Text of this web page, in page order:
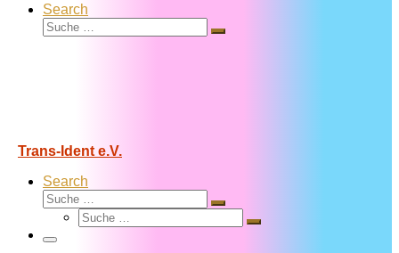
Search
Suche
Suche
Trans-Ident e.V.
Search
Suche
Suche
Suche
Suche
Menü